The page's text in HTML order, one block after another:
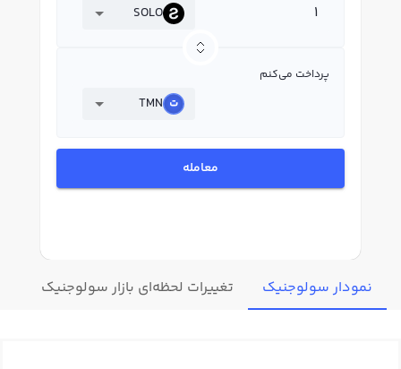
SOLO
پرداخت می‌کنم
TMN
معامله
نمودار سولوجنیک تغییرات لحظه‌ای بازار سولوجنیک